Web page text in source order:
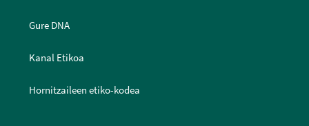
Gure DNA
Kanal Etikoa
Hornitzaileen etiko-kodea